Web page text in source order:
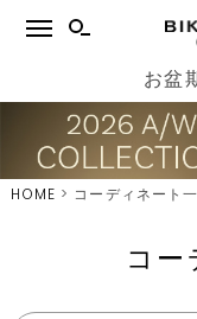
お盆
HOME コーディネート
コ